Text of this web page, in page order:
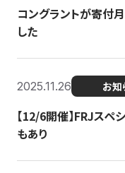
コングラントが寄付
した
2025.11.26 お知
【12/6開催】FRJスペ
もあり